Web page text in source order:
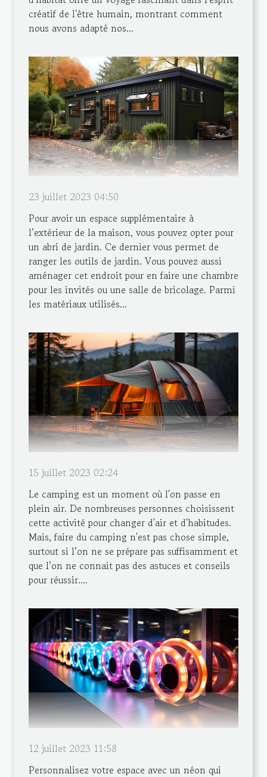
créatif de l'être humain, montrant comment
nous avons adapté nos...
23 juillet 2023 04:50
Pour avoir un espace supplémentaire à
l’extérieur de la maison, vous pouvez opter pour
un abri de jardin. Ce dernier vous permet de
ranger les outils de jardin. Vous pouvez aussi
aménager cet endroit pour en faire une chambre
pour les invités ou une salle de bricolage. Parmi
les matériaux utilisés...
15 juillet 2023 02:24
Le camping est un moment où l'on passe en
plein air. De nombreuses personnes choisissent
cette activité pour changer d'air et d'habitudes.
Mais, faire du camping n'est pas chose simple,
surtout si l’on ne se prépare pas suffisamment et
que l’on ne connait pas des astuces et conseils
pour réussir....
12 juillet 2023 11:58
Personnalisez votre espace avec un néon qui